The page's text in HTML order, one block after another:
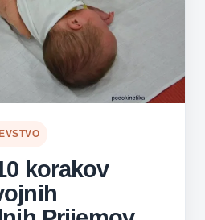
korakov